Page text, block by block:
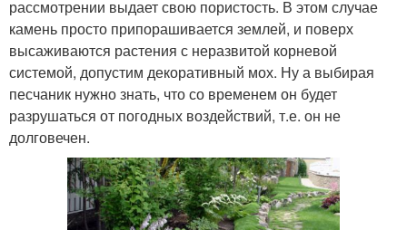
рассмотрении выдает свою пористость. В этом случае
камень просто припорашивается землей, и поверх
высаживаются растения с неразвитой корневой
системой, допустим декоративный мох. Ну а выбирая
песчаник нужно знать, что со временем он будет
разрушаться от погодных воздействий, т.е. он не
долговечен.